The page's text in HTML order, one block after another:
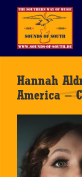
Hannah
America –